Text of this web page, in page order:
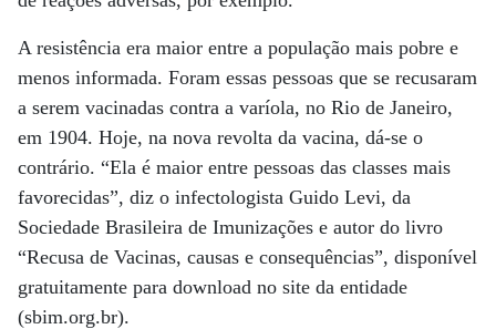
A resistência era maior entre a população mais pobre e
menos informada. Foram essas pessoas que se recusaram
a serem vacinadas contra a varíola, no Rio de Janeiro,
em 1904. Hoje, na nova revolta da vacina, dá-se o
contrário. “Ela é maior entre pessoas das classes mais
favorecidas”, diz o infectologista Guido Levi, da
Sociedade Brasileira de Imunizações e autor do livro
“Recusa de Vacinas, causas e consequências”, disponível
gratuitamente para download no site da entidade
(sbim.org.br).